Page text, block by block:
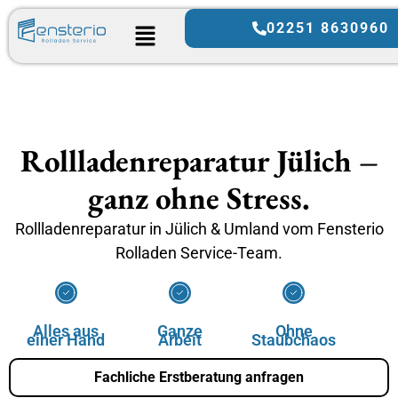
02251 8630960
Rollladenreparatur Jülich –
ganz ohne Stress.
Rollladenreparatur in Jülich & Umland vom Fensterio
Rolladen Service-Team.
Alles aus
einer Hand Ganze
Arbeit Ohne
Staubchaos
Fachliche Erstberatung anfragen